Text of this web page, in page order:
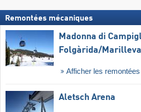
Remontées mécaniques
Madonna di
Folgàrida/​Marilleva
Afficher les
Aletsch Arena